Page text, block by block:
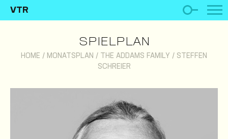
VTR
SPIELPLAN
HOME / MONATSPLAN / THE ADDAMS FAMILY / STEFFEN
SCHREIER